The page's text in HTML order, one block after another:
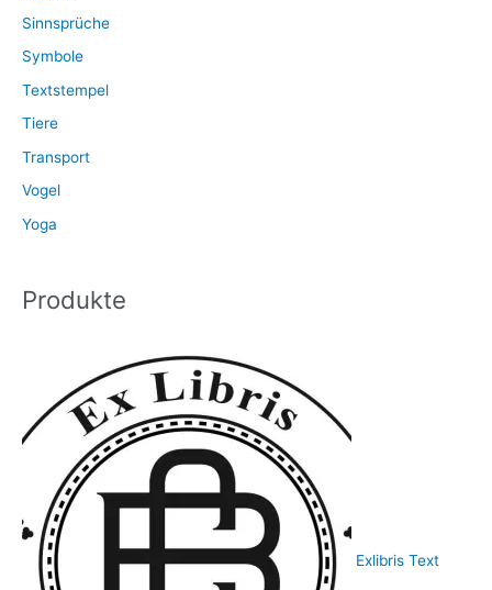
Sinnsprüche
Symbole
Textstempel
Tiere
Transport
Vogel
Yoga
Produkte
Exlibris Text